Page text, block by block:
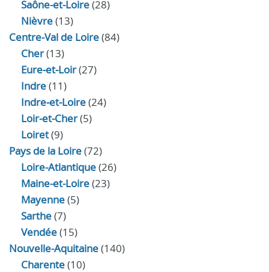
Saône-et-Loire(28)
Nièvre(13)
Centre-Val de Loire(84)
Cher(13)
Eure‑et‑Loir(27)
Indre(11)
Indre‑et‑Loire(24)
Loir‑et‑Cher(5)
Loiret(9)
Pays de la Loire(72)
Loire-Atlantique(26)
Maine-et-Loire(23)
Mayenne(5)
Sarthe(7)
Vendée(15)
Nouvelle-Aquitaine(140)
Charente(10)